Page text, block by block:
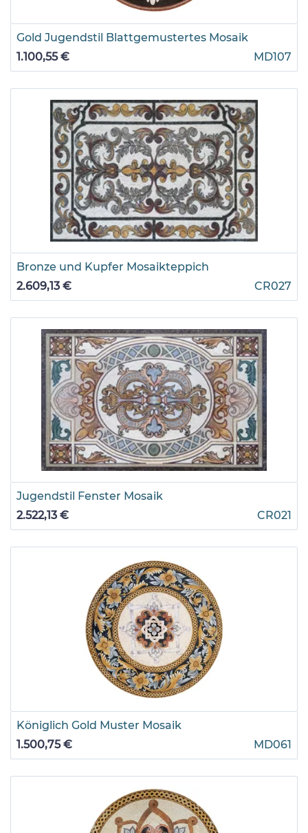
Gold Jugendstil Blattgemustertes Mosaik
1.100,55 €
MD107
Bronze und Kupfer Mosaikteppich
2.609,13 €
CR027
Jugendstil Fenster Mosaik
2.522,13 €
CR021
Königlich Gold Muster Mosaik
1.500,75 €
MD061